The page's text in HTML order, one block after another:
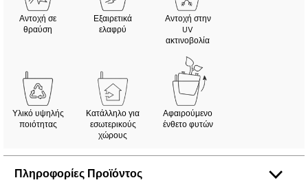
Αντοχή σε
θραύση
Εξαιρετικά
ελαφρύ
Αντοχή στην
UV
ακτινοβολία
Υλικό υψηλής
ποιότητας
Κατάλληλο για
εσωτερικούς
χώρους
Αφαιρούμενο
ένθετο φυτών
Πληροφορίες Προϊόντος